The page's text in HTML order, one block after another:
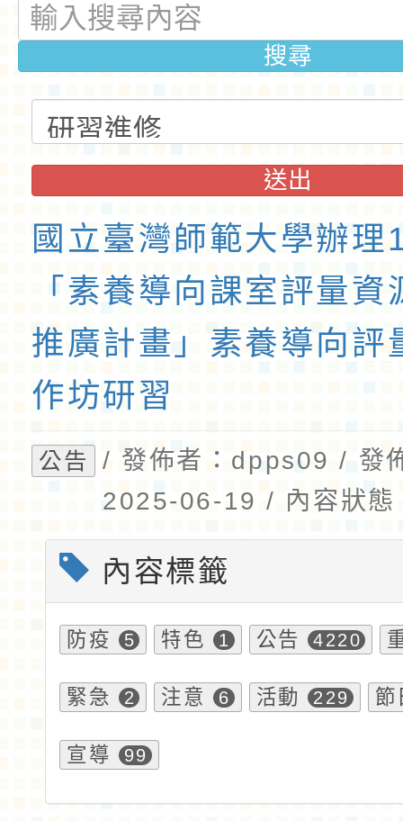
搜尋
送出
國立臺灣師範大學辦理
「素養導向課室評量資
推廣計畫」素養導向評
作坊研習
公告
/ 發佈者：dpps09 / 發
2025-06-19 / 內容狀態
內容標籤
防疫 5 特色 1 公告 4220
緊急 2 注意 6 活動 229 節
宣導 99